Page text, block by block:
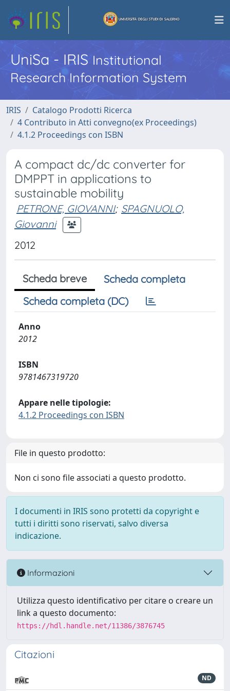
UniSa - IRISInstitutional
Research Information System
IRIS
Catalogo Prodotti Ricerca
4 Contributo in Atti convegno(ex Proceedings)
4.1.2 Proceedings con ISBN
A compact dc/dc converter for
DMPPT in applications to
sustainable mobility
PETRONE, GIOVANNI; SPAGNUOLO,
Giovanni
2012
Scheda breve
Scheda completa
Scheda completa (DC)
Anno
2012
ISBN
9781467319720
Appare nelle tipologie:
4.1.2 Proceedings con ISBN
File in questo prodotto:
Non ci sono file associati a questo prodotto.
I documenti in IRIS sono protetti da copyright e
tutti i diritti sono riservati, salvo diversa
indicazione.
Informazioni
Utilizza questo identificativo per citare o creare un
link a questo documento:
https://hdl.handle.net/11386/3876745
Citazioni
ND